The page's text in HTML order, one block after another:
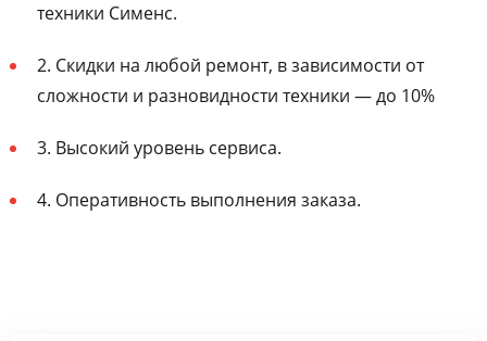
техники Сименс.
2. Скидки на любой ремонт, в зависимости от
сложности и разновидности техники — до 10%
3. Высокий уровень сервиса.
4. Оперативность выполнения заказа.